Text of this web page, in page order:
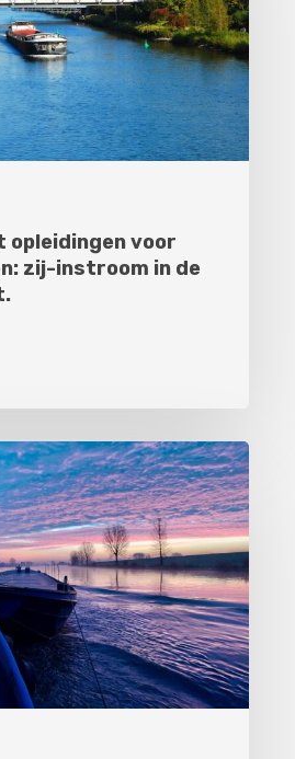
opleidingen voor
zij-instroom in de